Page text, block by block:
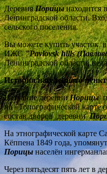
Деревня Порицынаходится
Ленинградской области.
сельского поселения.
Вы можете купить участок
ИЖС"Pavlovsk hills
Ленинградской области,
История населенного
Название деревниПорицы
на «Топографической карте
состав дворов деревни
На этнографической карте
Кёппена 1849 года,
Порицы населён
Через пятьдесят пять лет в